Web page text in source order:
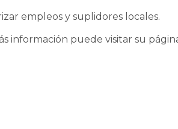
empleos y suplidores locales.
información puede visitar su